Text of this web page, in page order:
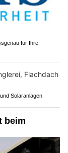
für Ihre
Solaranlagen
beim